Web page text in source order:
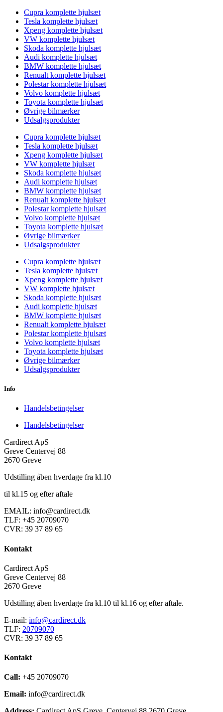
Cupra komplette hjulsæt
Tesla komplette hjulsæt
Xpeng komplette hjulsæt
VW komplette hjulsæt
Skoda komplette hjulsæt
Audi komplette hjulsæt
BMW komplette hjulsæt
Renualt komplette hjulsæt
Polestar komplette hjulsæt
Volvo komplette hjulsæt
Toyota komplette hjulsæt
Øvrige bilmærker
Udsalgsprodukter
Cupra komplette hjulsæt
Tesla komplette hjulsæt
Xpeng komplette hjulsæt
VW komplette hjulsæt
Skoda komplette hjulsæt
Audi komplette hjulsæt
BMW komplette hjulsæt
Renualt komplette hjulsæt
Polestar komplette hjulsæt
Volvo komplette hjulsæt
Toyota komplette hjulsæt
Øvrige bilmærker
Udsalgsprodukter
Cupra komplette hjulsæt
Tesla komplette hjulsæt
Xpeng komplette hjulsæt
VW komplette hjulsæt
Skoda komplette hjulsæt
Audi komplette hjulsæt
BMW komplette hjulsæt
Renualt komplette hjulsæt
Polestar komplette hjulsæt
Volvo komplette hjulsæt
Toyota komplette hjulsæt
Øvrige bilmærker
Udsalgsprodukter
Info
Handelsbetingelser
Handelsbetingelser
Cardirect ApS
Greve Centervej 88
2670 Greve
Udstilling åben hverdage fra kl.10
til kl.15 og efter aftale
EMAIL: info@cardirect.dk
TLF: +45 20709070
CVR: 39 37 89 65
Kontakt
Cardirect ApS
Greve Centervej 88
2670 Greve
Udstilling åben hverdage fra kl.10 til kl.16 og efter aftale.
E-mail: info@cardirect.dk
TLF: 20709070
CVR: 39 37 89 65
Kontakt
Call: +45 20709070
Email: info@cardirect.dk